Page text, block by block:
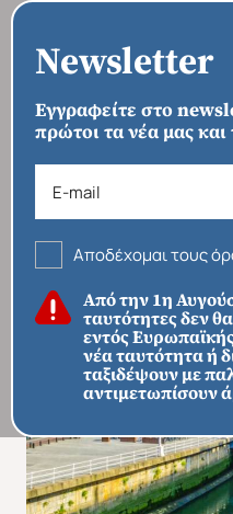
Newsletter
Εγγραφείτε στο
πρώτοι τα νέα μας
Αποδέχομαι τους
Από την 1η
ταυτότητες δεν
εντός
νέα ταυτότητα ή
ταξιδέψουν με
αντιμετωπίσουν
ΑΡΧΙΚΗ ›
Ισπανία